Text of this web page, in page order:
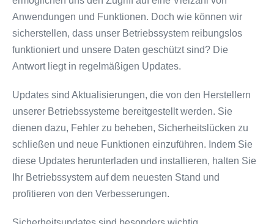
Anwendungen und Funktionen. Doch wie können wir
sicherstellen, dass unser Betriebssystem reibungslos
funktioniert und unsere Daten geschützt sind? Die
Antwort liegt in regelmäßigen Updates.
Updates sind Aktualisierungen, die von den Herstellern
unserer Betriebssysteme bereitgestellt werden. Sie
dienen dazu, Fehler zu beheben, Sicherheitslücken zu
schließen und neue Funktionen einzuführen. Indem Sie
diese Updates herunterladen und installieren, halten Sie
Ihr Betriebssystem auf dem neuesten Stand und
profitieren von den Verbesserungen.